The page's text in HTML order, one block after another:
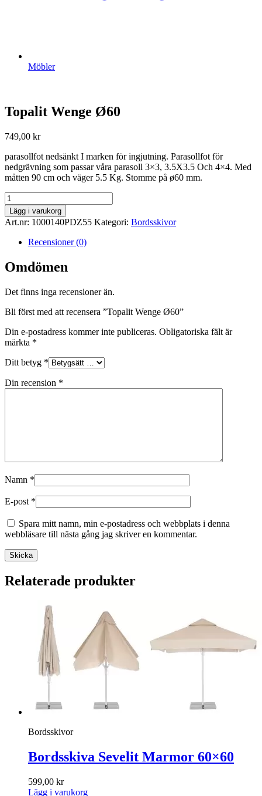
Möbler
Topalit Wenge Ø60
749,00 kr
parasollfot nedsänkt I marken för ingjutning. Parasollfot för
nedgrävning som passar våra parasoll 3×3, 3.5X3.5 Och 4×4. Med
måtten 90 cm och väger 5.5 Kg. Stomme på ø60 mm.
Topalit
Wenge
Ø60
mängd
Lägg i varukorg
Art.nr: 1000140PDZ55 Kategori: Bordsskivor
Recensioner (0)
Omdömen
Det finns inga recensioner än.
Bli först med att recensera ”Topalit Wenge Ø60”
Din e-postadress kommer inte publiceras. Obligatoriska fält är
märkta *
Ditt betyg *
Din recension *
Namn *
E-post *
Spara mitt namn, min e-postadress och webbplats i denna
webbläsare till nästa gång jag skriver en kommentar.
Relaterade produkter
Bordsskivor
Bordsskiva Sevelit Marmor 60×60
599,00 kr
Lägg i varukorg